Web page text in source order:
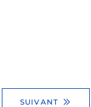
SUIVANT